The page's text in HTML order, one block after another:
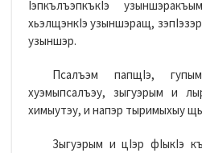
IэпкълъэпкъкIэ
хьэлщэнкIэ узыншэращ,
узыншэр.
Псалъэм папщIэ,
хуэмыпсалъэу, зыгуэрым и
химыутэу, и напэр тыримыхыу
Зыгуэрым и цIэр фIыкIэ